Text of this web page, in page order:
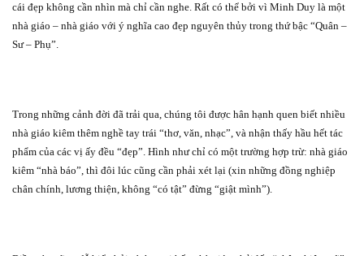
cái đẹp không cần nhìn mà chỉ cần nghe. Rất có thể bởi vì Minh Duy là một
nhà giáo – nhà giáo với ý nghĩa cao đẹp nguyên thủy trong thứ bậc “Quân –
Sư – Phụ”.
Trong những cảnh đời đã trải qua, chúng tôi được hân hạnh quen biết nhiều
nhà giáo kiêm thêm nghề tay trái “thơ, văn, nhạc”, và nhận thấy hầu hết tác
phẩm của các vị ấy đều “đẹp”. Hình như chỉ có một trường hợp trừ: nhà giáo
kiêm “nhà báo”, thì đôi lúc cũng cần phải xét lại (xin những đồng nghiệp
chân chính, lương thiện, không “có tật” đừng “giật mình”).